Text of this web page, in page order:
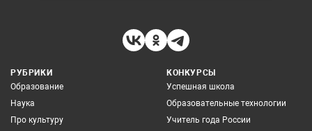
РУБРИКИ
Образование
Наука
Про культуру
КОНКУРСЫ
Успешная школа
Образовательные технологии
Учитель года России